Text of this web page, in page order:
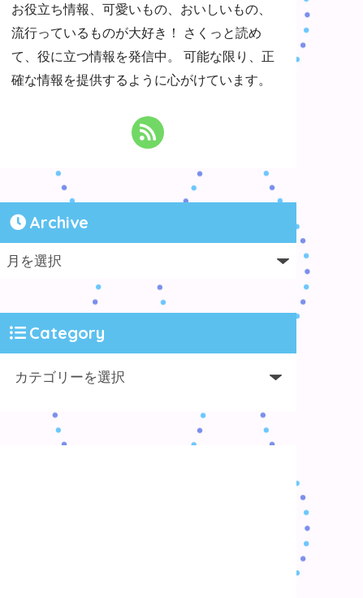
お役立ち情報、可愛いもの、おいしいもの、
流行っているものが大好き！ さくっと読め
て、役に立つ情報を発信中。 可能な限り、正
確な情報を提供するように心がけています。
Archive
Category